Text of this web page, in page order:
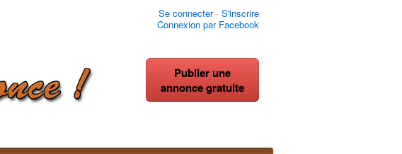
Se connecter· S'inscrire
Connexion par Facebook
Publier une
annonce gratuite